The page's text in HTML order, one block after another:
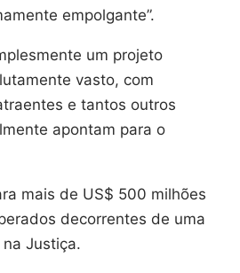
empolgante”.
um projeto
vasto, com
e tantos outros
apontam para o
mais de US$ 500 milhões
decorrentes de uma
Justiça.